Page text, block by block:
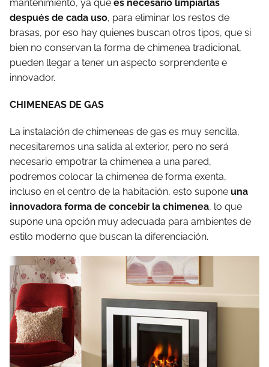
mantenimiento, ya que es necesario limpiarlas
después de cada uso, para eliminar los restos de
brasas, por eso hay quienes buscan otros tipos, que si
bien no conservan la forma de chimenea tradicional,
pueden llegar a tener un aspecto sorprendente e
innovador.
CHIMENEAS DE GAS
La instalación de chimeneas de gas es muy sencilla,
necesitaremos una salida al exterior, pero no será
necesario empotrar la chimenea a una pared,
podremos colocar la chimenea de forma exenta,
incluso en el centro de la habitación, esto supone una
innovadora forma de concebir la chimenea, lo que
supone una opción muy adecuada para ambientes de
estilo moderno que buscan la diferenciación.